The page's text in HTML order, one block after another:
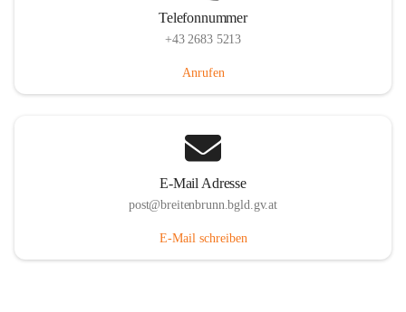
Telefonnummer
+43 2683 5213
Anrufen
E-Mail Adresse
post@breitenbrunn.bgld.gv.at
E-Mail schreiben